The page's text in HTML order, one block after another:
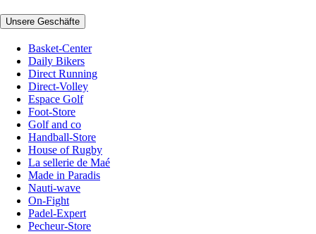
Unsere Geschäfte
Basket-Center
Daily Bikers
Direct Running
Direct-Volley
Espace Golf
Foot-Store
Golf and co
Handball-Store
House of Rugby
La sellerie de Maé
Made in Paradis
Nauti-wave
On-Fight
Padel-Expert
Pecheur-Store